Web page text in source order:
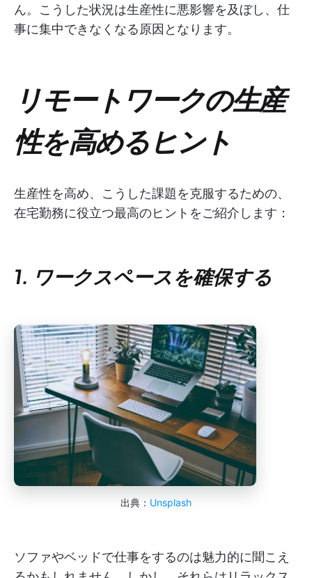
ん。こうした状況は生産性に悪影響を及ぼし、仕
事に集中できなくなる原因となります。
リモートワークの生産
性を高めるヒント
生産性を高め、こうした課題を克服するための、
在宅勤務に役立つ最高のヒントをご紹介します：
1. ワークスペースを確保する
出典： Unsplash
ソファやベッドで仕事をするのは魅力的に聞こえ